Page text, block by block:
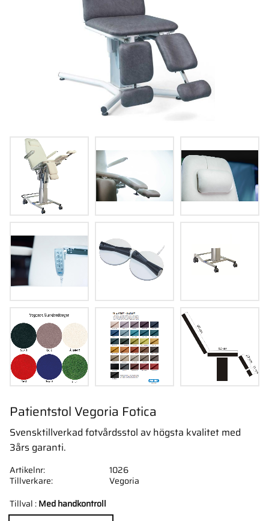
Patientstol Vegoria Fotica
Svensktillverkad fotvårdsstol av högsta kvalitet med
3års garanti.
Tillval :Med handkontroll
Artikelnr
1026
Tillverkare
Vegoria